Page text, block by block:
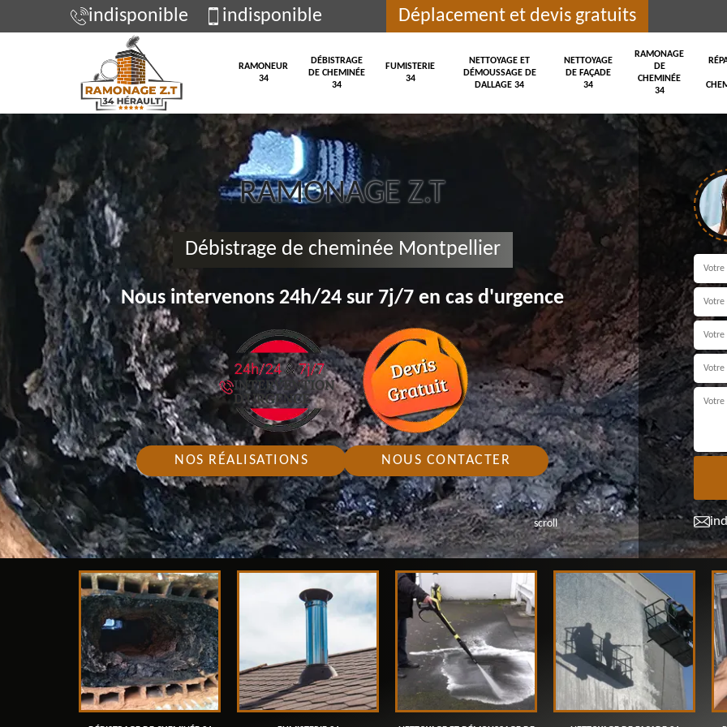
indisponible indisponible Déplacement et devis gratuits
RAMONEUR
34
DÉBISTRAGE
DE CHEMINÉE
34
FUMISTERIE
34
NETTOYAGE ET
DÉMOUSSAGE DE
DALLAGE 34
NETTOYAGE
DE FAÇADE
34
RAMONAGE
DE
CHEMINÉE
34
scroll
RAMONAGE Z.T
Débistrage de cheminée Montpellier
Nous intervenons 24h/24 sur 7j/7 en cas d'urgence
NOS RÉALISATIONS NOUS CONTACTER